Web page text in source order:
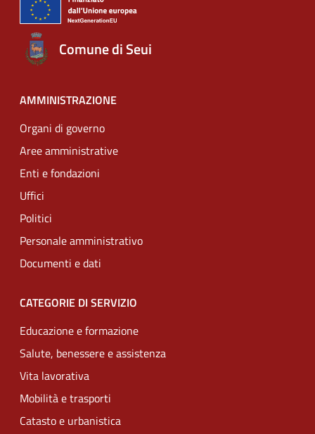
Comune di Seui
AMMINISTRAZIONE
Organi di governo
Aree amministrative
Enti e fondazioni
Uffici
Politici
Personale amministrativo
Documenti e dati
CATEGORIE DI SERVIZIO
Educazione e formazione
Salute, benessere e assistenza
Vita lavorativa
Mobilità e trasporti
Catasto e urbanistica